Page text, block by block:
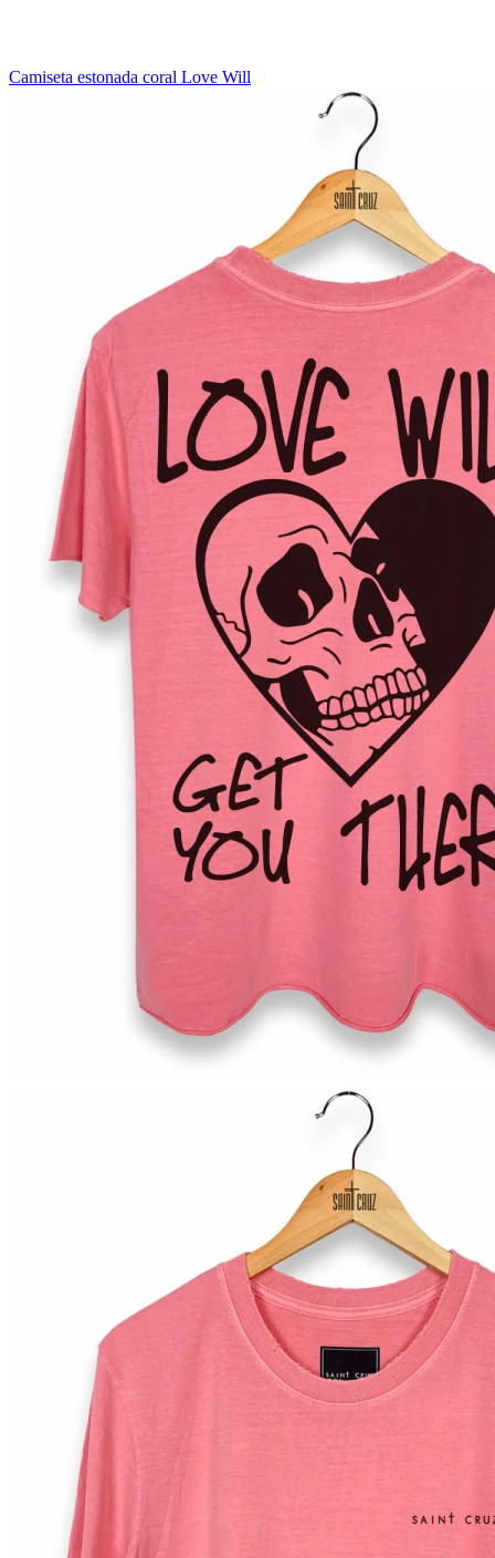
Camiseta estonada coral Love Will